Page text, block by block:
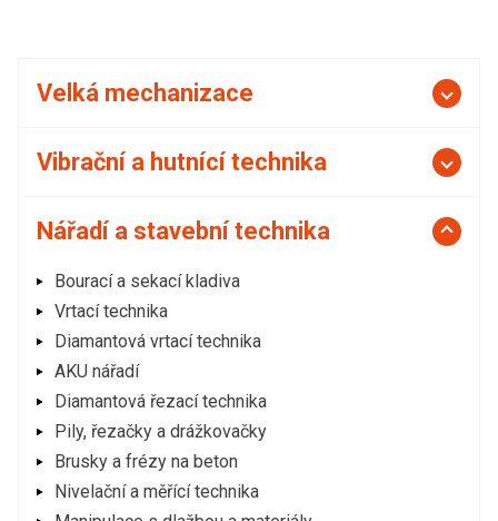
Velká mechanizace
Vibrační a hutnící technika
Nářadí a stavební technika
Bourací a sekací kladiva
Vrtací technika
Diamantová vrtací technika
AKU nářadí
Diamantová řezací technika
Pily, řezačky a drážkovačky
Brusky a frézy na beton
Nivelační a měřící technika